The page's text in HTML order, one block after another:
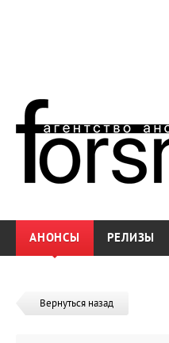
АНОНСЫ РЕЛИЗЫ
Вернуться назад